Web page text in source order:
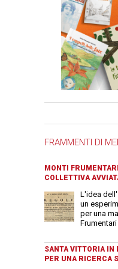
FRAMMENTI DI
MONTI
COLLETTIVA
L'idea
un
per una
SANTA VITTORIA IN
PER UNA RICERCA